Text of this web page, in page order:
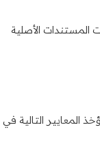
المستندات الأصلية
المعايير التالية في